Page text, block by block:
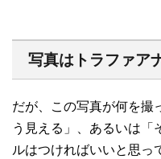
写真はトラファア
だが、この写真が何を撮
う見える」、あるいは「
ルはつければいいと思っ